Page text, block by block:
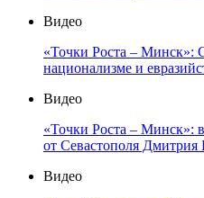
Видео
«Точки Роста – Минск»:
национализме и
Видео
«Точки Роста – Минск»:
от Севастополя Дмитрия
Видео